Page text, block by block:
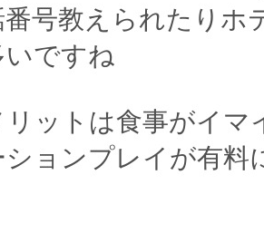
番号教えられたりホ
いですね
リットは食事がイマ
ションプレイが有